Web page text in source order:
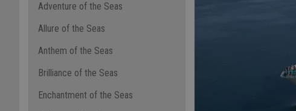
Adventure of the Seas
Allure of the Seas
Anthem of the Seas
Brilliance of the Seas
Enchantment of the Seas